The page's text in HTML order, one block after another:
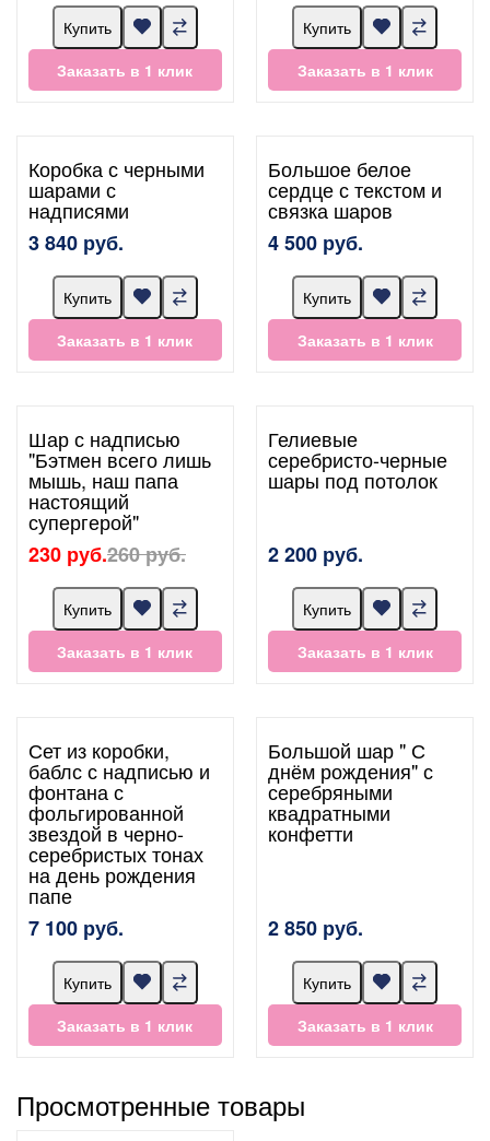
Купить
Заказать в 1 клик
Купить
Заказать в 1 клик
Коробка с черными
шарами с
надписями
3 840 руб.
Купить
Заказать в 1 клик
Большое белое
сердце с текстом и
связка шаров
4 500 руб.
Купить
Заказать в 1 клик
Шар с надписью
"Бэтмен всего лишь
мышь, наш папа
настоящий
супергерой"
230 руб.260 руб.
Купить
Заказать в 1 клик
Гелиевые
серебристо-черные
шары под потолок
2 200 руб.
Купить
Заказать в 1 клик
Сет из коробки,
баблс с надписью и
фонтана с
фольгированной
звездой в черно-
серебристых тонах
на день рождения
папе
7 100 руб.
Купить
Заказать в 1 клик
Большой шар " С
днём рождения" с
серебряными
квадратными
конфетти
2 850 руб.
Купить
Заказать в 1 клик
Просмотренные товары